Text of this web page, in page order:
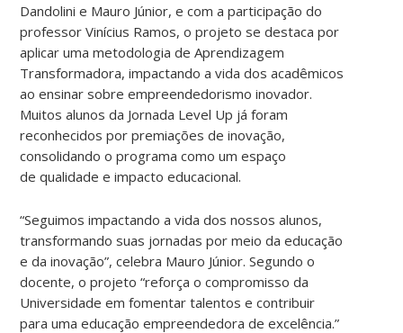
Dandolini e Mauro Júnior, e com a participação do
professor Vinícius Ramos, o projeto se destaca por
aplicar uma metodologia de Aprendizagem
Transformadora, impactando a vida dos acadêmicos
ao ensinar sobre empreendedorismo inovador.
Muitos alunos da Jornada Level Up já foram
reconhecidos por premiações de inovação,
consolidando o programa como um espaço
de qualidade e impacto educacional.
“Seguimos impactando a vida dos nossos alunos,
transformando suas jornadas por meio da educação
e da inovação”, celebra Mauro Júnior. Segundo o
docente, o projeto “reforça o compromisso da
Universidade em fomentar talentos e contribuir
para uma educação empreendedora de excelência.”